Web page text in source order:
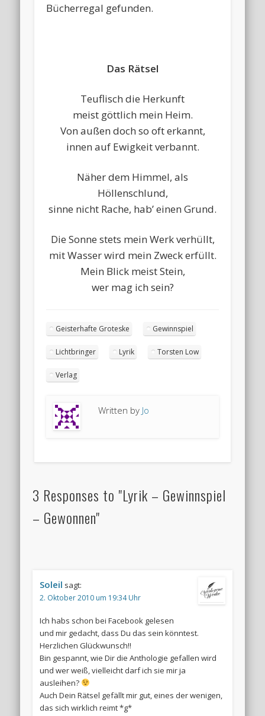
Bücherregal gefunden.
Das Rätsel
Teuflisch die Herkunft
meist göttlich mein Heim.
Von außen doch so oft erkannt,
innen auf Ewigkeit verbannt.
Näher dem Himmel, als
Höllenschlund,
sinne nicht Rache, hab’ einen Grund.
Die Sonne stets mein Werk verhüllt,
mit Wasser wird mein Zweck erfüllt.
Mein Blick meist Stein,
wer mag ich sein?
Geisterhafte Groteske Gewinnspiel
Lichtbringer Lyrik Torsten Low
Verlag
Written by Jo
3 Responses to "Lyrik – Gewinnspiel
– Gewonnen"
Soleil sagt:
2. Oktober 2010 um 19:34 Uhr
Ich habs schon bei Facebook gelesen
und mir gedacht, dass Du das sein könntest.
Herzlichen Glückwunsch!!
Bin gespannt, wie Dir die Anthologie gefallen wird
und wer weiß, vielleicht darf ich sie mir ja
ausleihen?
Auch Dein Rätsel gefällt mir gut, eines der wenigen,
das sich wirklich reimt *g*